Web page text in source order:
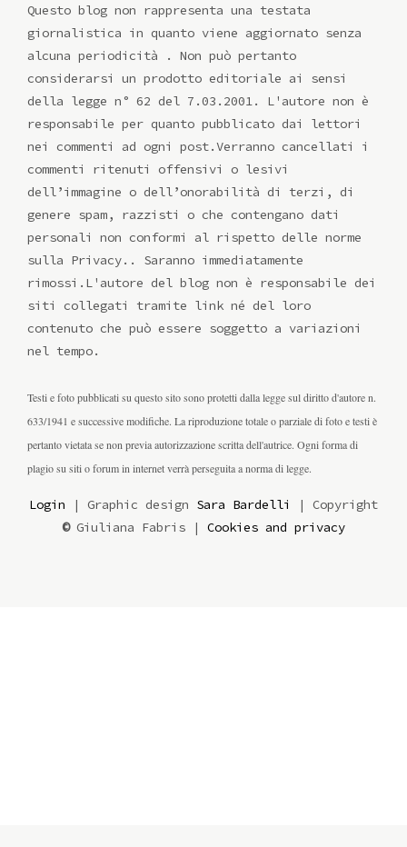
Questo blog non rappresenta una testata
giornalistica in quanto viene aggiornato senza
alcuna periodicità . Non può pertanto
considerarsi un prodotto editoriale ai sensi
della legge n° 62 del 7.03.2001. L'autore non è
responsabile per quanto pubblicato dai lettori
nei commenti ad ogni post.Verranno cancellati i
commenti ritenuti offensivi o lesivi
dell’immagine o dell’onorabilità di terzi, di
genere spam, razzisti o che contengano dati
personali non conformi al rispetto delle norme
sulla Privacy.. Saranno immediatamente
rimossi.L'autore del blog non è responsabile dei
siti collegati tramite link né del loro
contenuto che può essere soggetto a variazioni
nel tempo.
Testi e foto pubblicati su questo sito sono protetti dalla legge sul diritto d'autore n.
633/1941 e successive modifiche. La riproduzione totale o parziale di foto e testi è
pertanto vietata se non previa autorizzazione scritta dell'autrice. Ogni forma di
plagio su siti o forum in internet verrà perseguita a norma di legge.
Login | Graphic design Sara Bardelli
| Copyright
© Giuliana Fabris | Cookies and privacy